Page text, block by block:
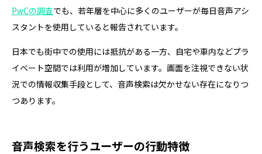
PwCの調査でも、若年層を中心に多くのユーザーが毎日音声アシ
スタントを使用していると報告されています。
日本でも街中での使用には抵抗がある一方、自宅や車内などプラ
イベート空間では利用が増加しています。画面を注視できない状
況での情報収集手段として、音声検索は欠かせない存在になりつ
つあります。
音声検索を行うユーザーの行動特徴